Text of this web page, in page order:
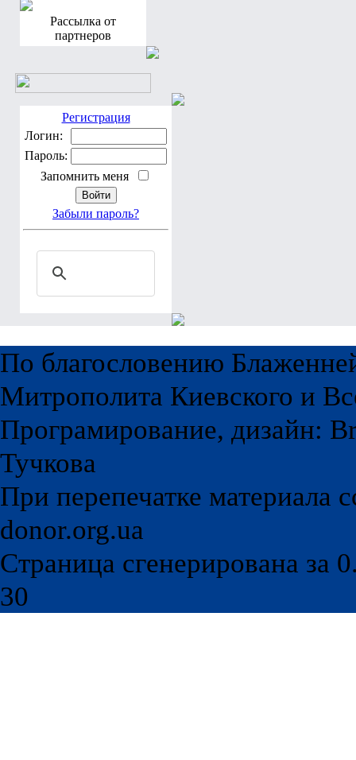
Рассылка от
партнеров
Регистрация
Логин:
Пароль:
Запомнить меня
Забыли пароль?
По благословению
Митрополита Киевского и
Програмирование, дизайн:
Тучкова
При перепечатке материала
donor.org.ua
Страница сгенерирована за
30